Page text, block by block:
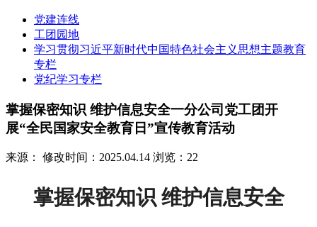
党建连线
工团园地
学习贯彻习近平新时代中国特色社会主义思想主题教育
专栏
党纪学习专栏
掌握保密知识 维护信息安全一分公司党工团开
展“全民国家安全教育日”宣传教育活动
来源： 修改时间：2025.04.14 浏览：22
掌握保密知识 维护信息安全